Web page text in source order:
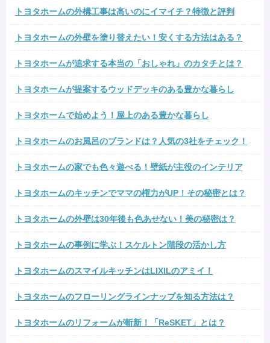
トヨタホームの外構工事は高いのにイマイチ？特徴と評判
トヨタホームの外壁を塗り替えたい！安くする方法はある？
トヨタホームが追求する本当の「おしゃれ」のカタチとは？
トヨタホームが提案するウッドデッキのある豊かな暮らし
トヨタホームで始めよう！屋上のある豊かな暮らし
トヨタホームのお風呂のブランドは？人気の3社をチェック！
トヨタホームの家でも色々遊べる！壁紙が主役のインテリア
トヨタホームのキッチンでママの権力がUP！その秘密とは？
トヨタホームの外壁は30年後も色あせない！美の秘密は？
トヨタホームの事例に学ぶ！スケルトン階段の活かし方
トヨタホームのスマイルキッチンはLIXILのアミイ！
トヨタホームのフローリングラインナップを知る方法は？
トヨタホームのリフォームが斬新！「ReSKET」とは？